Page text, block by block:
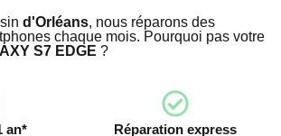
d'Orléans, nous réparons des
chaque mois. Pourquoi pas votre
S7 EDGE ?
an* Réparation express